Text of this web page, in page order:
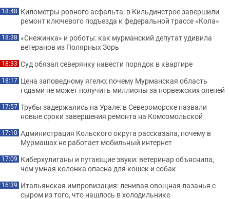
18:48 Километры ровного асфальта: в Кильдинстрое завершили
ремонт ключевого подъезда к федеральной трассе «Кола»
18:38 «Снежинка» и роботы: как мурманский депутат удивила
ветеранов из Полярных Зорь
18:33 Суд обязал северянку навести порядок в квартире
18:17 Цена заповедному ягелю: почему Мурманская область
годами не может получить миллионы за норвежских оленей
17:57 Трубы задержались на Урале: в Североморске назвали
новые сроки завершения ремонта на Комсомольской
17:10 Администрация Кольского округа рассказала, почему в
Мурмашах не работает мобильный интернет
17:09 Киберхулиганы и пугающие звуки: ветеринар объяснила,
чем умная колонка опасна для кошек и собак
16:39 Итальянская импровизация: ленивая овощная лазанья с
сыром из того, что нашлось в холодильнике